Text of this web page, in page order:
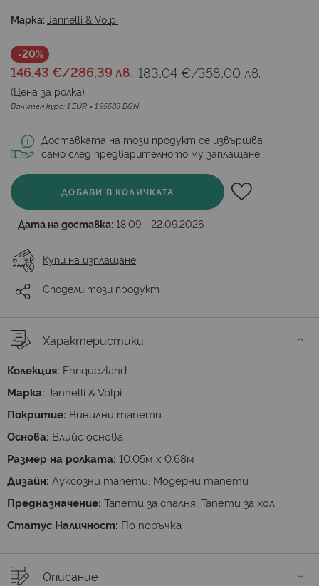
галерия
снимки
Марка: Jannelli & Volpi
-20%
146,43 €/286,39 лв. 183,04 €/358,00 лв.
(Цена за ролка)
Валутен курс: 1 EUR = 1.95583 BGN
Доставката на този продукт се извършва
само след предварителното му заплащане.
ДОБАВИ В КОЛИЧКАТА
Дата на доставка: 18.09 - 22.09.2026
Купи на изплащане
Сподели този продукт
Характеристики
Колекция: Enriquezland
Марка: Jannelli & Volpi
Покритие: Винилни тапети
Основа: Влийс основа
Размер на ролката: 10.05м х 0.68м
Дизайн: Луксозни тапети, Модерни тапети
Предназначение: Тапети за спалня, Тапети за хол
Статус Наличност: По поръчка
Описание